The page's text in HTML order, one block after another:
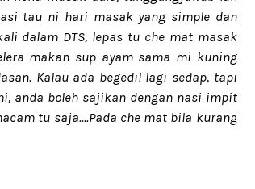
tau ni hari masak yang simple dan
dalam DTS, lepas tu che mat masak
makan sup ayam sama mi kuning
Kalau ada begedil lagi sedap, tapi
anda boleh sajikan dengan nasi impit
tu saja....Pada che mat bila kurang